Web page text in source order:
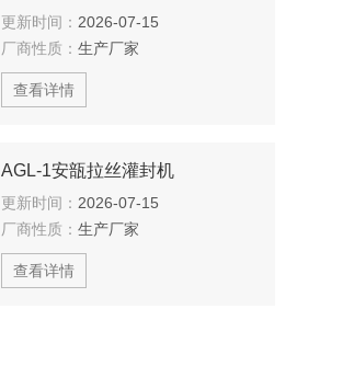
更新时间： 2026-07-15
厂商性质： 生产厂家
查看详情
AGL-1安瓿拉丝灌封机
更新时间： 2026-07-15
厂商性质： 生产厂家
查看详情